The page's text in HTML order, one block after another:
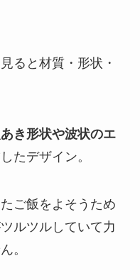
ると材質・形状・
き形状や波状のエ
たデザイン。
ご飯をよそうため
ルツルしていて力
。